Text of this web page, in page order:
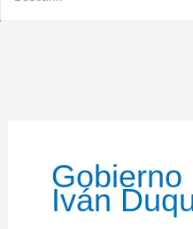
Gobierno
Iván